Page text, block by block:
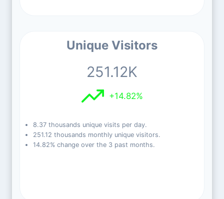
Unique Visitors
251.12K
+14.82%
8.37 thousands unique visits per day.
251.12 thousands monthly unique visitors.
14.82% change over the 3 past months.